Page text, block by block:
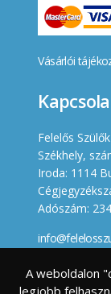
Vásárlói
Felelős
Székhely,
Iroda: 1114
Adószám:
A weboldalon
legjobb